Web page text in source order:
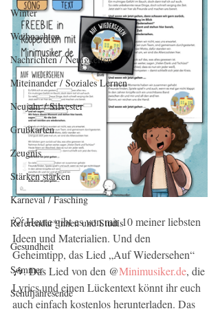
Winter
Weihnachten
Nachrichten / Neuigkeiten
Miteinander / Soziales Lernen
Neujahr / Silvester
Grußkarten
Zeugnis
Stärken stärken
Karneval / Fasching
Referendar*innen und Studis
Gesundheit
Sommer
Schuljahresende
💡 Heute gibt es von mir 10 meiner liebsten
Ideen und Materialien. Und den
Geheimtipp, das Lied „Auf Wiedersehen“
🎶. Das Lied von den @Minimusiker.de, die
Lyrics und einen Lückentext könnt ihr euch
auch einfach kostenlos herunterladen. Das